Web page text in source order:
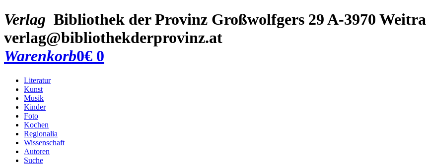
Verlag Bibliothek der Provinz Großwolfgers 29A-3970 Weitra
verlag@bibliothekderprovinz.at
Warenkorb0€ 0
Literatur
Kunst
Musik
Kinder
Foto
Kochen
Regionalia
Wissenschaft
Autoren
Suche